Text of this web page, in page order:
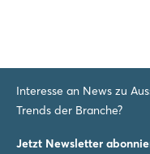
Interesse an News zu
Trends der Branche?
Jetzt Newsletter